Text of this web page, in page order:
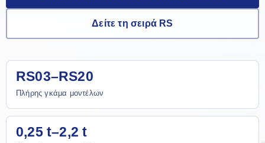
Δείτε τη σειρά RS
RS03–RS20
Πλήρης γκάμα μοντέλων
0,25 t–2,2 t